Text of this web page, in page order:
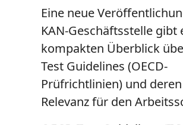
Eine neue
KAN-Geschäftsstelle gibt
kompakten Überblick
Test Guidelines (OECD-
Prüfrichtlinien) und deren
Relevanz für den